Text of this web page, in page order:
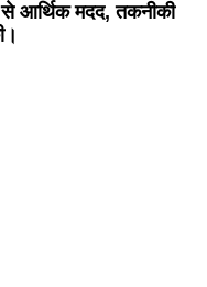
से आर्थिक मदद, तकनीकी